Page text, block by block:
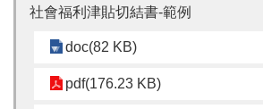
社會福利津貼切結書-範例
doc(82 KB)
pdf(176.23 KB)